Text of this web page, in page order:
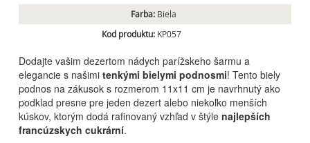
Farba: Biela
Kod produktu: KP057
Dodajte vašim dezertom nádych parížskeho šarmu a
elegancie s našimi tenkými bielymi podnosmi! Tento biely
podnos na zákusok s rozmerom 11x11 cm je navrhnutý ako
podklad presne pre jeden dezert alebo niekoľko menších
kúskov, ktorým dodá rafinovaný vzhľad v štýle najlepších
francúzskych cukrární.